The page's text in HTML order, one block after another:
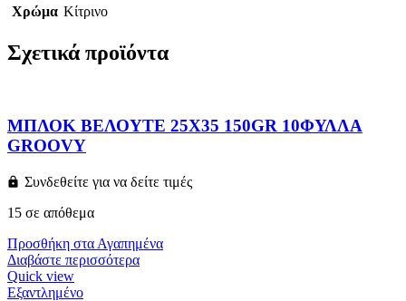
Χρώμα Κίτρινο
Σχετικά προϊόντα
ΜΠΛΟΚ ΒΕΛΟΥΤΕ 25X35 150GR 10ΦΥΛΛΑ
GROOVY
Συνδεθείτε για να δείτε τιμές
15 σε απόθεμα
Προσθήκη στα Αγαπημένα
Διαβάστε περισσότερα
Quick view
Εξαντλημένο